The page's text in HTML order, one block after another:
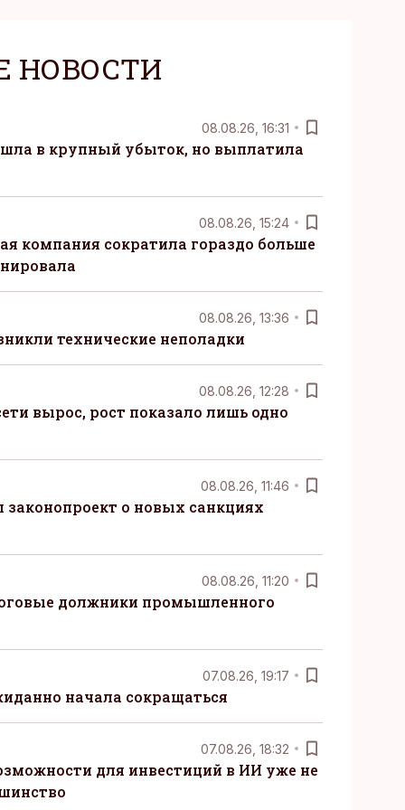
НОВОСТИ
08.08.26, 16:31
в крупный убыток, но выплатила
08.08.26, 15:24
компания сократила гораздо больше
08.08.26, 13:36
технические неполадки
08.08.26, 12:28
вырос, рост показало лишь одно
08.08.26, 11:46
о новых санкциях
08.08.26, 11:20
должники промышленного
07.08.26, 19:17
начала сокращаться
07.08.26, 18:32
для инвестиций в ИИ уже не